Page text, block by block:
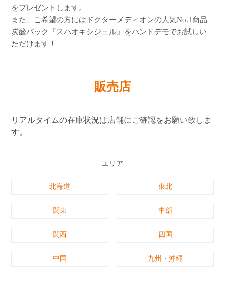
をプレゼントします。
また、ご希望の方にはドクターメディオンの人気No.1商品
炭酸パック『スパオキシジェル』をハンドデモでお試しい
ただけます！
販売店
リアルタイムの在庫状況は店舗にご確認をお願い致しま
す。
エリア
北海道 東北
関東 中部
関西 四国
中国 九州・沖縄